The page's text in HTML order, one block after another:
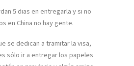
5 dias en entregarla y si no
en China no hay gente.
se dedican a tramitar la visa,
sólo ir a entregar los papeles